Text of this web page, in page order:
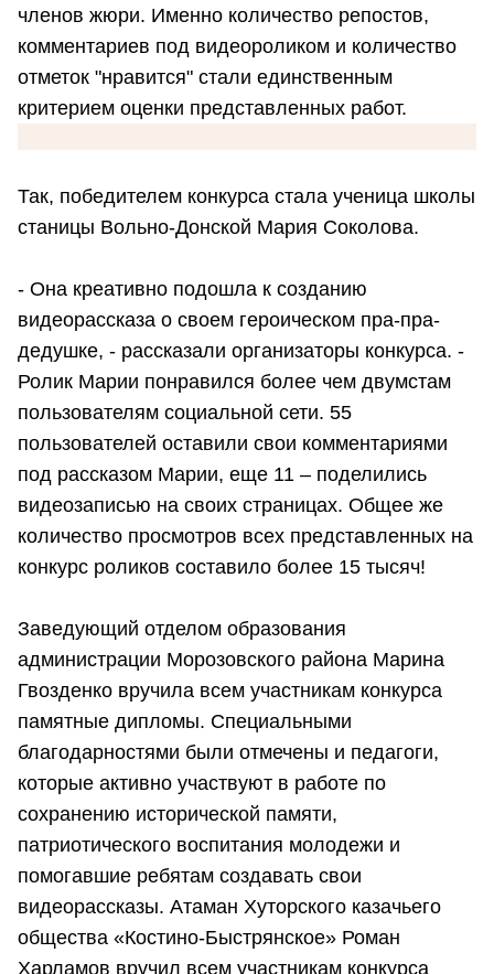
членов жюри. Именно количество репостов,
комментариев под видеороликом и количество
отметок "нравится" стали единственным
критерием оценки представленных работ.
Так, победителем конкурса стала ученица школы
станицы Вольно-Донской Мария Соколова.
- Она креативно подошла к созданию
видеорассказа о своем героическом пра-пра-
дедушке, - рассказали организаторы конкурса. -
Ролик Марии понравился более чем двумстам
пользователям социальной сети. 55
пользователей оставили свои комментариями
под рассказом Марии, еще 11 – поделились
видеозаписью на своих страницах. Общее же
количество просмотров всех представленных на
конкурс роликов составило более 15 тысяч!
Заведующий отделом образования
администрации Морозовского района Марина
Гвозденко вручила всем участникам конкурса
памятные дипломы. Специальными
благодарностями были отмечены и педагоги,
которые активно участвуют в работе по
сохранению исторической памяти,
патриотического воспитания молодежи и
помогавшие ребятам создавать свои
видеорассказы. Атаман Хуторского казачьего
общества «Костино-Быстрянское» Роман
Харламов вручил всем участникам конкурса